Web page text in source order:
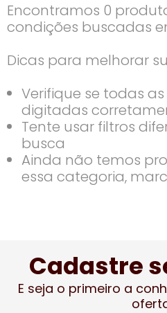
Encontramos 0
condições buscadas
Dicas para melhorar
Verifique se todas
digitadas
Tente usar filtros
busca
Ainda não temos
essa categoria,
Cadastre
E seja o primeiro a